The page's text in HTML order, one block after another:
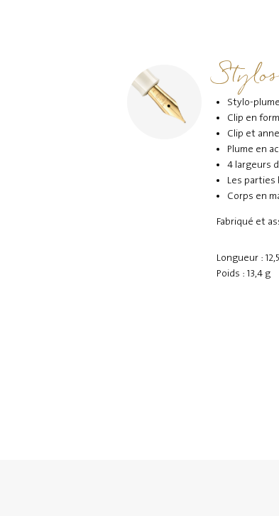
Stylo-
Clip en
Clip et
Plume en
4 largeurs
Les
Corps en
Fabriqué et
Longueur :
Poids : 13,4 g